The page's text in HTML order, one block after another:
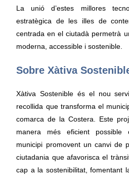
La unió d’estes millores
estratègica de les illes de
centrada en el ciutadà permetrà
moderna, accessible i sostenible.
Sobre Xàtiva
Xàtiva Sostenible és el nou
recollida que transforma el
comarca de la Costera. Este
manera més eficient
municipi promovent un canvi de
ciutadania que afavorisca el
cap a la sostenibilitat, fomentant